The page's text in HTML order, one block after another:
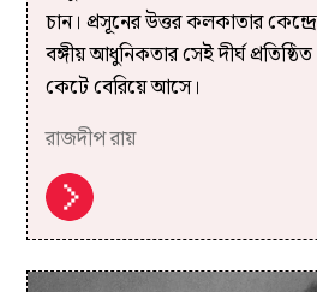
চান। প্রসূনের উত্তর কলকাতার
বঙ্গীয় আধুনিকতার সেই দীর্ঘ
কেটে বেরিয়ে আসে।
রাজদীপ রায়